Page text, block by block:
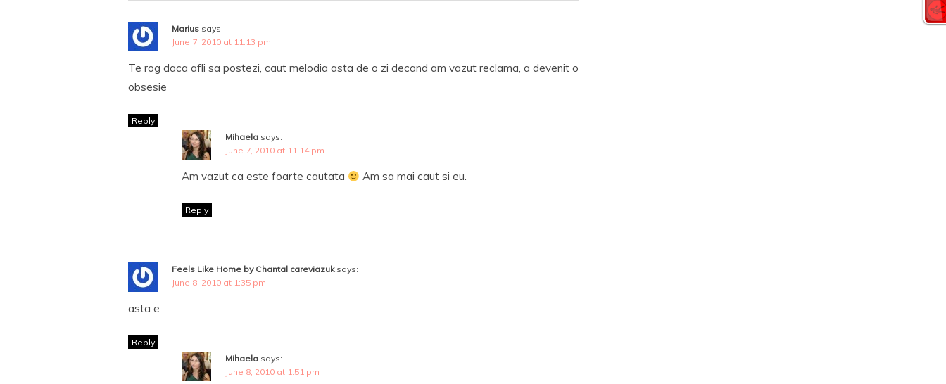
Marius says:
June 7, 2010 at 11:13 pm
Te rog daca afli sa postezi, caut melodia asta de o zi decand am vazut reclama, a devenit o
obsesie
Reply
Mihaela says:
June 7, 2010 at 11:14 pm
Am vazut ca este foarte cautata Am sa mai caut si eu.
Reply
Feels Like Home by Chantal careviazuk says:
June 8, 2010 at 1:35 pm
asta e
Reply
Mihaela says:
June 8, 2010 at 1:51 pm